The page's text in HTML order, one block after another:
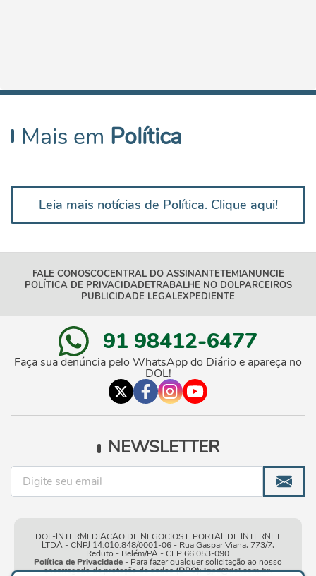
Mais em Política
Leia mais notícias de Política. Clique aqui!
FALE CONOSCOCENTRAL DO ASSINANTETEM!ANUNCIE
POLÍTICA DE PRIVACIDADETRABALHE NO DOLPARCEIROS
PUBLICIDADE LEGALEXPEDIENTE
91 98412-6477
Faça sua denúncia pelo WhatsApp do Diário e apareça no
DOL!
NEWSLETTER
DOL-INTERMEDIACAO DE NEGOCIOS E PORTAL DE INTERNET
LTDA - CNPJ 14.010.848/0001-06 - Rua Gaspar Viana, 773/7,
Reduto - Belém/PA - CEP 66.053-090
Política de Privacidade- Para fazer qualquer solicitação ao nosso
encarregado de proteção de dados(DPO):lgpd@dol.com.br.